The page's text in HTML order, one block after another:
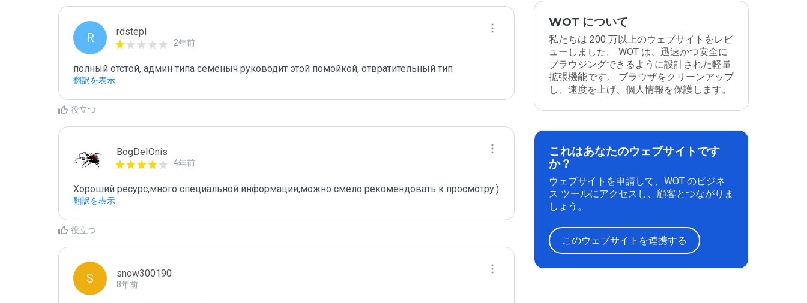
R rdstepl
2年前
полный отстой, админ типа семёныч руководит этой помойкой, отвратительный тип
翻訳を表示
役立つ
BogDeIOnis
4年前
Хороший ресурс,много специальной информации,можно смело рекомендовать к просмотру.)
翻訳を表示
役立つ
S snow300190
8年前
WOT について
私たちは 200 万以上のウェブサイトをレビ
ューしました。 WOT は、迅速かつ安全に
ブラウジングできるように設計された軽量
拡張機能です。 ブラウザをクリーンアップ
し、速度を上げ、個人情報を保護します。
これはあなたのウェブサイトです
か？
ウェブサイトを申請して、WOT のビジネ
ス ツールにアクセスし、顧客とつながりま
しょう。
このウェブサイトを連携する